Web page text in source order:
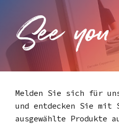
Melden Sie sich für
und entdecken Sie mit
ausgewählte Produkte